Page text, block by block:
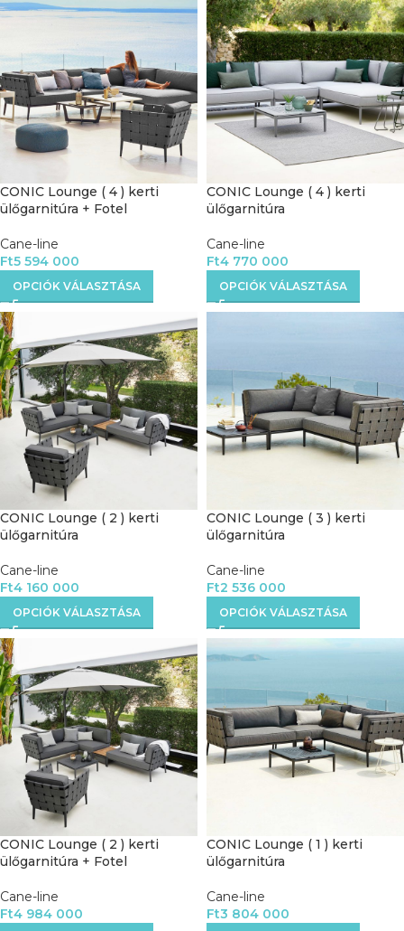
CONIC Lounge ( 4 ) kerti
ülőgarnitúra + Fotel
Cane-line
Ft5 594 000
OPCIÓK VÁLASZTÁSA
CONIC Lounge ( 4 ) kerti
ülőgarnitúra
Cane-line
Ft4 770 000
OPCIÓK VÁLASZTÁSA
CONIC Lounge ( 2 ) kerti
ülőgarnitúra
Cane-line
Ft4 160 000
OPCIÓK VÁLASZTÁSA
CONIC Lounge ( 3 ) kerti
ülőgarnitúra
Cane-line
Ft2 536 000
OPCIÓK VÁLASZTÁSA
CONIC Lounge ( 2 ) kerti
ülőgarnitúra + Fotel
Cane-line
Ft4 984 000
CONIC Lounge ( 1 ) kerti
ülőgarnitúra
Cane-line
Ft3 804 000